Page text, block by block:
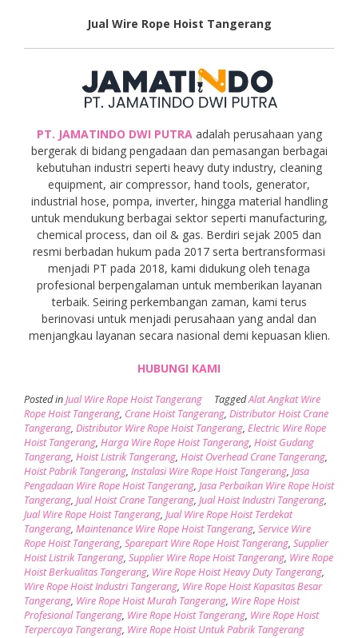
Jual Wire Rope Hoist Tangerang
PT. JAMATINDO DWI PUTRAadalah perusahaan yang
bergerak di bidang pengadaan dan pemasangan berbagai
kebutuhan industri seperti heavy duty industry, cleaning
equipment, air compressor, hand tools, generator,
industrial hose, pompa, inverter, hingga material handling
untuk mendukung berbagai sektor seperti manufacturing,
chemical process, dan oil & gas. Berdiri sejak 2005 dan
resmi berbadan hukum pada 2017 serta bertransformasi
menjadi PT pada 2018, kami didukung oleh tenaga
profesional berpengalaman untuk memberikan layanan
terbaik. Seiring perkembangan zaman, kami terus
berinovasi untuk menjadi perusahaan yang andal dan
menjangkau layanan secara nasional demi kepuasan klien.
HUBUNGI KAMI
Posted inJual Wire Rope Hoist Tangerang TaggedAlat Angkat Wire
Rope Hoist Tangerang, Crane Hoist Tangerang, Distributor Hoist Crane
Tangerang, Distributor Wire Rope Hoist Tangerang, Electric Wire Rope
Hoist Tangerang, Harga Wire Rope Hoist Tangerang, Hoist Gudang
Tangerang, Hoist Listrik Tangerang, Hoist Overhead Crane Tangerang,
Hoist Pabrik Tangerang, Instalasi Wire Rope Hoist Tangerang, Jasa
Pengadaan Wire Rope Hoist Tangerang, Jasa Perbaikan Wire Rope Hoist
Tangerang, Jual Hoist Crane Tangerang, Jual Hoist Industri Tangerang,
Jual Wire Rope Hoist Tangerang, Jual Wire Rope Hoist Terdekat
Tangerang, Maintenance Wire Rope Hoist Tangerang, Service Wire
Rope Hoist Tangerang, Sparepart Wire Rope Hoist Tangerang, Supplier
Hoist Listrik Tangerang, Supplier Wire Rope Hoist Tangerang, Wire Rope
Hoist Berkualitas Tangerang, Wire Rope Hoist Heavy Duty Tangerang,
Wire Rope Hoist Industri Tangerang, Wire Rope Hoist Kapasitas Besar
Tangerang, Wire Rope Hoist Murah Tangerang, Wire Rope Hoist
Profesional Tangerang, Wire Rope Hoist Tangerang, Wire Rope Hoist
Terpercaya Tangerang, Wire Rope Hoist Untuk Pabrik Tangerang